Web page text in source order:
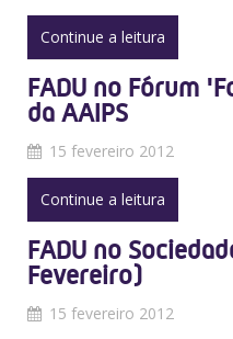
Continue a leitura
FADU no Fórum
da AAIPS
15 fevereiro 2012
Continue a leitura
FADU no
Fevereiro)
15 fevereiro 2012